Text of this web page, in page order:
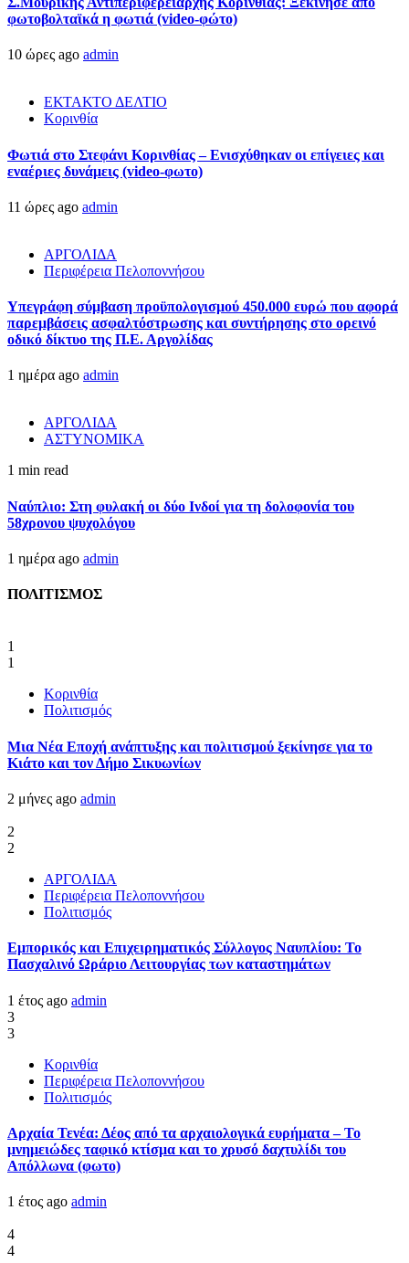
φωτοβολταϊκά η φωτιά (video-φώτο)
10 ώρες ago admin
ΕΚΤΑΚΤΟ ΔΕΛΤΙΟ
Κορινθία
Φωτιά στο Στεφάνι Κορινθίας – Ενισχύθηκαν οι επίγειες και
εναέριες δυνάμεις (video-φωτο)
11 ώρες ago admin
ΑΡΓΟΛΙΔΑ
Περιφέρεια Πελοποννήσου
Υπεγράφη σύμβαση προϋπολογισμού 450.000 ευρώ που αφορά
παρεμβάσεις ασφαλτόστρωσης και συντήρησης στο ορεινό
οδικό δίκτυο της Π.Ε. Αργολίδας
1 ημέρα ago admin
ΑΡΓΟΛΙΔΑ
ΑΣΤΥΝΟΜΙΚΑ
1 min read
Ναύπλιο: Στη φυλακή οι δύο Ινδοί για τη δολοφονία του
58χρονου ψυχολόγου
1 ημέρα ago admin
ΠΟΛΙΤΙΣΜΟΣ
1
1
Κορινθία
Πολιτισμός
Μια Νέα Εποχή ανάπτυξης και πολιτισμού ξεκίνησε για το
Κιάτο και τον Δήμο Σικυωνίων
2 μήνες ago admin
2
2
ΑΡΓΟΛΙΔΑ
Περιφέρεια Πελοποννήσου
Πολιτισμός
Εμπορικός και Επιχειρηματικός Σύλλογος Ναυπλίου: Το
Πασχαλινό Ωράριο Λειτουργίας των καταστημάτων
1 έτος ago admin
3
3
Κορινθία
Περιφέρεια Πελοποννήσου
Πολιτισμός
Αρχαία Τενέα: Δέος από τα αρχαιολογικά ευρήματα – Το
μνημειώδες ταφικό κτίσμα και το χρυσό δαχτυλίδι του
Απόλλωνα (φωτο)
1 έτος ago admin
4
4